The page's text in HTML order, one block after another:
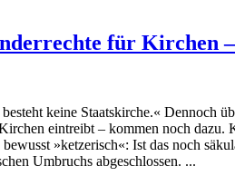
für Kirchen
keine Staatskirche.« Dennoch
eintreibt – kommen noch
»ketzerisch«: Ist das noch
Umbruchs abgeschlossen. ...